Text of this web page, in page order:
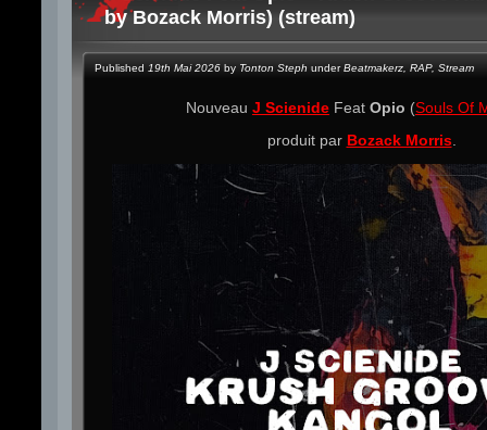
by Bozack Morris) (stream)
Published 19th Mai 2026 by Tonton Steph underBeatmakerz RAP, Stream
Nouveau J Scienide Feat Opio (Souls Of
produit par Bozack Morris.